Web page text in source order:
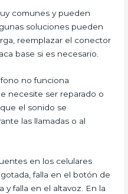
comunes y pueden
soluciones pueden
reemplazar el conector
base si es necesario.
no funciona
necesite ser reparado o
el sonido se
las llamadas o al
en los celulares
falla en el botón de
y falla en el altavoz. En la